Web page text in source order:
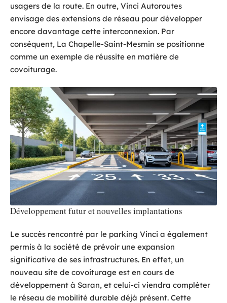
usagers de la route. En outre, Vinci Autoroutes
envisage des extensions de réseau pour développer
encore davantage cette interconnexion. Par
conséquent, La Chapelle-Saint-Mesmin se positionne
comme un exemple de réussite en matière de
covoiturage.
Développement futur et nouvelles implantations
Le succès rencontré par le parking Vinci a également
permis à la société de prévoir une expansion
significative de ses infrastructures. En effet, un
nouveau site de covoiturage est en cours de
développement à Saran, et celui-ci viendra compléter
le réseau de mobilité durable déjà présent. Cette